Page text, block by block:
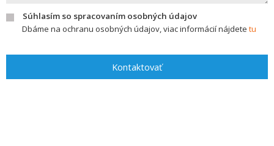
Súhlasím so spracovaním osobných údajov
Dbáme na ochranu osobných údajov, viac informácií nájdete tu
Kontaktovať